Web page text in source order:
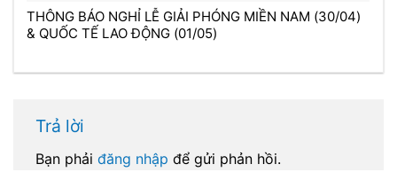
THÔNG BÁO NGHỈ LỄ GIẢI PHÓNG MIỀN NAM (30/04)
& QUỐC TẾ LAO ĐỘNG (01/05)
Trả lời
Bạn phải đăng nhập để gửi phản hồi.